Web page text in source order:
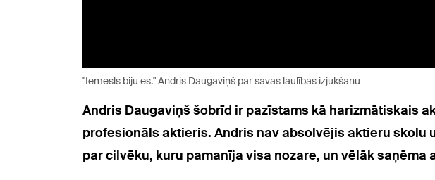
"Iemesls biju es." Andris Daugaviņš par savas laulības izjukšanu
Andris Daugaviņš šobrīd ir pazīstams kā harizmātiskais
profesionāls aktieris. Andris nav absolvējis aktieru skolu
par cilvēku, kuru pamanīja visa nozare, un vēlāk